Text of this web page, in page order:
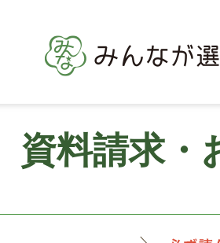
資料請求・